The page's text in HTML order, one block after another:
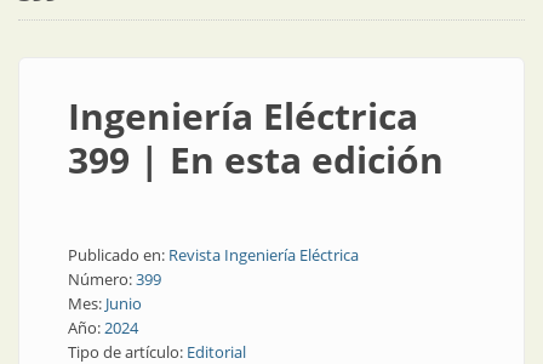
Ingeniería Eléctrica
399 | En esta edición
Publicado en: Revista Ingeniería Eléctrica
Número:399
Mes: Junio
Año:2024
Tipo de artículo: Editorial